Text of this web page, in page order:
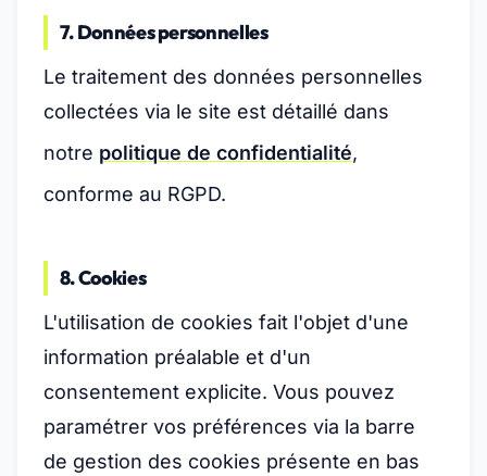
7. Données personnelles
Le traitement des données personnelles
collectées via le site est détaillé dans
notre politique de confidentialité,
conforme au RGPD.
8. Cookies
L'utilisation de cookies fait l'objet d'une
information préalable et d'un
consentement explicite. Vous pouvez
paramétrer vos préférences via la barre
de gestion des cookies présente en bas